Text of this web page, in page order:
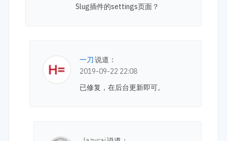
Slug插件的settings页面？
一刀说道：
2019-09-22 22:08
已修复，在后台更新即可。